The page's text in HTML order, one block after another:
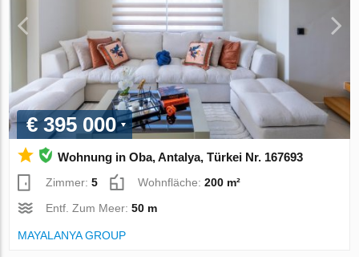
€ 395 000
Wohnung in Oba, Antalya, Türkei Nr. 167693
Zimmer:5 Wohnfläche:200 m²
Entf. Zum Meer:50 m
MAYALANYA GROUP